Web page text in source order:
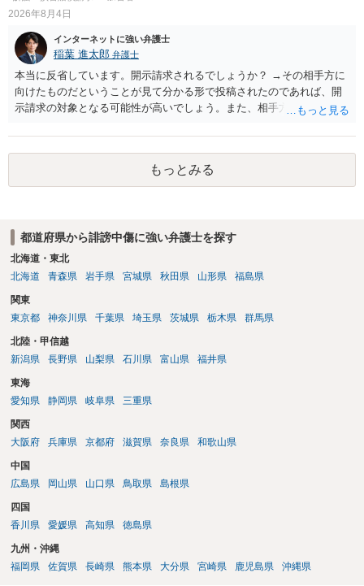
2026年8月4日
インターネットに強い弁護士
稲葉 進太郎 弁護士
本当に反省しています。開示請求されるでしょうか？ →その相手方に
向けたものだということが見て分かる形で投稿されたのであれば、開
示請求の対象となる可能性が高いでしょう。また、相手方の投稿した
と存じます。発信者情報開示請求が進むと、投稿に使った回線の契約
者のところに、意見照会がなされます。アカウント情報開示の場合
は、アカウントの登録メールに意見照会がなされます。 また、された
場合賠償金はいくらでしょうか。 →ケースバイケースであり、数万円
もっとみる
都道府県から誹謗中傷に強い弁護士を探す
北海道・東北
北海道
青森県 岩手県 宮城県 秋田県 山形県 福島県
関東
東京都
神奈川県 千葉県 埼玉県 茨城県 栃木県 群馬県
北陸・甲信越
新潟県
長野県 山梨県 石川県 富山県 福井県
東海
愛知県
静岡県 岐阜県 三重県
関西
大阪府
兵庫県 京都府 滋賀県 奈良県 和歌山県
中国
広島県
岡山県 山口県 鳥取県 島根県
四国
香川県
愛媛県 高知県 徳島県
九州・沖縄
福岡県
佐賀県 長崎県 熊本県 大分県 宮崎県 鹿児島県 沖縄県